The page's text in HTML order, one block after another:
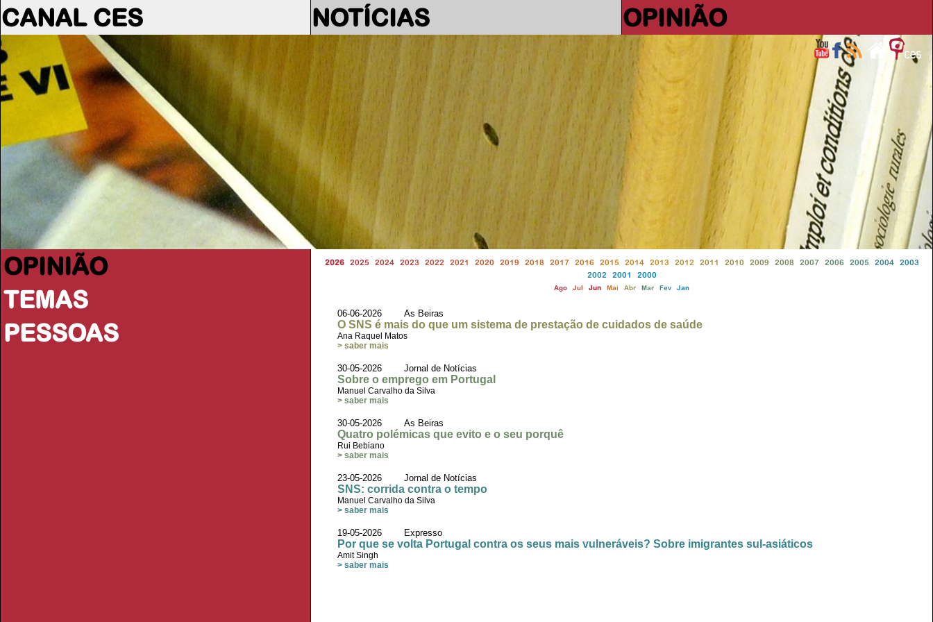
CANAL CES NOTÍCIAS OPINIÃO
OPINIÃO
TEMAS
PESSOAS
2026 2025 2024 2023 2022 2021 2020 2019 2018 2017 2016 2015 2014 2013 2012 2011 2010 2009 2008 2007 2006 2005 2004
2003
2002
2001 2000
Ago Jul Jun Mai Abr Mar Fev Jan
06-06-2026 As Beiras
O SNS é mais do que um sistema de prestação de cuidados de saúde
Ana Raquel Matos
> saber mais
30-05-2026 Jornal de Notícias
Sobre o emprego em Portugal
Manuel Carvalho da Silva
> saber mais
30-05-2026 As Beiras
Quatro polémicas que evito e o seu porquê
Rui Bebiano
> saber mais
23-05-2026 Jornal de Notícias
SNS: corrida contra o tempo
Manuel Carvalho da Silva
> saber mais
19-05-2026 Expresso
Por que se volta Portugal contra os seus mais vulneráveis? Sobre imigrantes sul-asiáticos
Amit Singh
> saber mais